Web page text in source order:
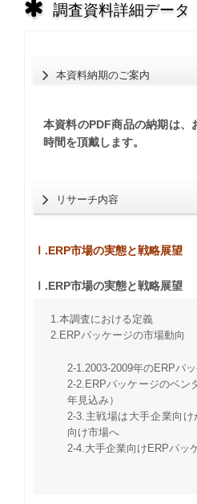
調査資料詳細データ
本資料納期のご案内
本資料のPDF商品の納期は、
時間を頂戴します。
リサーチ内容
Ⅰ.ERP市場の実態と戦略展望
Ⅰ.ERP市場の実態と戦略展望
1.本調査における定義
2.ERPパッケージの市場動向
2-1.2003-2009年のERPパ
2-2.ERPパッケージのベン
年見込み）
2-3.主戦場は大手企業向
向け市場へ
2-4.大手企業向けERPパッ